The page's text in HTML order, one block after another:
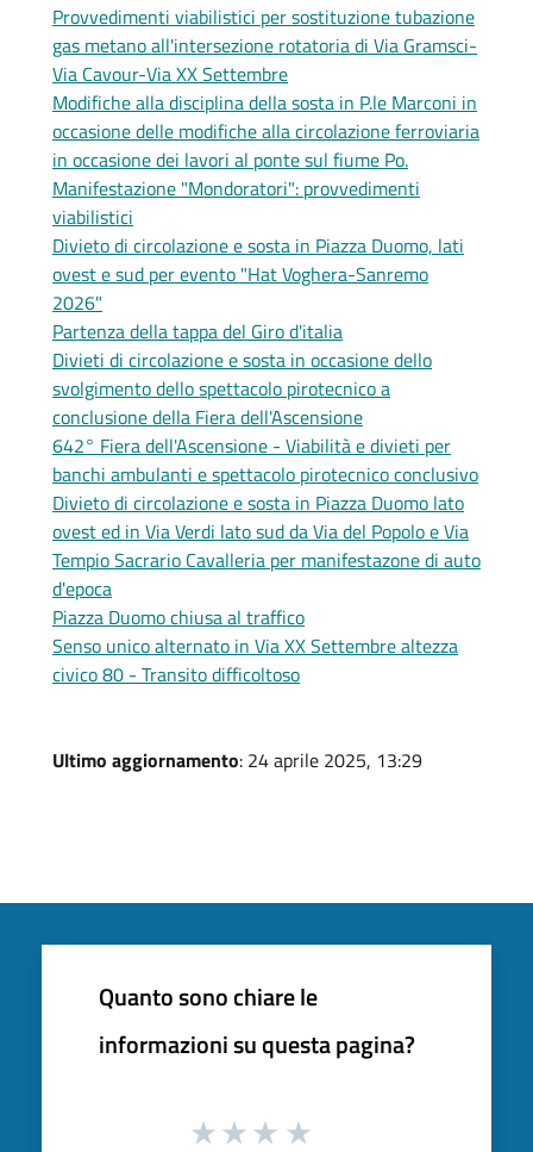
Provvedimenti viabilistici per sostituzione tubazione
gas metano all'intersezione rotatoria di Via Gramsci-
Via Cavour-Via XX Settembre
Modifiche alla disciplina della sosta in P.le Marconi in
occasione delle modifiche alla circolazione ferroviaria
in occasione dei lavori al ponte sul fiume Po.
Manifestazione "Mondoratori": provvedimenti
viabilistici
Divieto di circolazione e sosta in Piazza Duomo, lati
ovest e sud per evento "Hat Voghera-Sanremo
2026"
Partenza della tappa del Giro d'italia
Divieti di circolazione e sosta in occasione dello
svolgimento dello spettacolo pirotecnico a
conclusione della Fiera dell'Ascensione
642° Fiera dell'Ascensione - Viabilità e divieti per
banchi ambulanti e spettacolo pirotecnico conclusivo
Divieto di circolazione e sosta in Piazza Duomo lato
ovest ed in Via Verdi lato sud da Via del Popolo e Via
Tempio Sacrario Cavalleria per manifestazone di auto
d'epoca
Piazza Duomo chiusa al traffico
Senso unico alternato in Via XX Settembre altezza
civico 80 - Transito difficoltoso
Ultimo aggiornamento: 24 aprile 2025, 13:29
Quanto sono chiare le
informazioni su questa pagina?